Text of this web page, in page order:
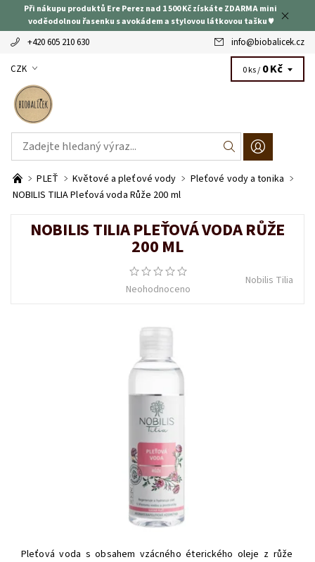
Při nákupu produktů Ere Perez nad 1 500 Kč získáte ZDARMA mini
voděodolnou řasenku s avokádem a stylovou látkovou tašku ♥
+420 605 210 630 info@biobalicek.cz
CZK 0 ks / 0 Kč
PLEŤ Květové a pleťové vody
Pleťové vody a tonika
NOBILIS TILIA Pleťová voda Růže 200 ml
NOBILIS TILIA PLEŤOVÁ VODA RŮŽE
200 ML
Neohodnoceno
Nobilis Tilia
Pleťová voda s obsahem vzácného éterického oleje z růže